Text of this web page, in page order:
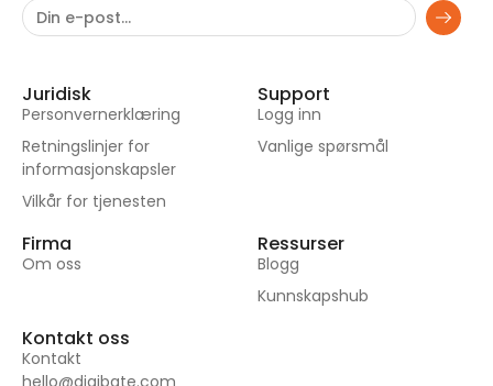
Juridisk
Personvernerklæring
Retningslinjer for
informasjonskapsler
Vilkår for tjenesten
Support
Logg inn
Vanlige spørsmål
Firma
Om oss
Ressurser
Blogg
Kunnskapshub
Kontakt oss
Kontakt
hello@digibate.com